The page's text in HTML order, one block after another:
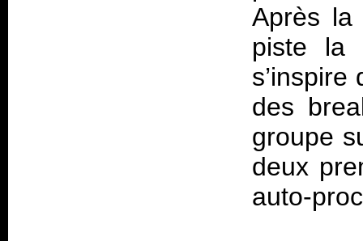
Après la
piste
des
groupe
deux
auto-